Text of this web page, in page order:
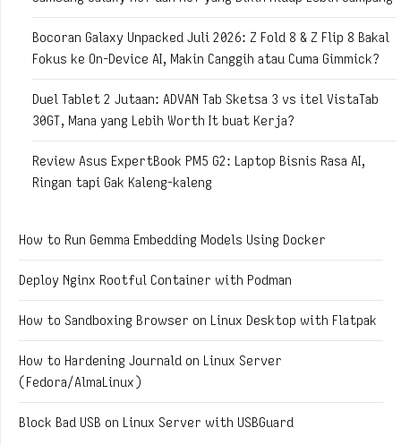
Bocoran Galaxy Unpacked Juli 2026: Z Fold 8 & Z Flip 8 Bakal
Fokus ke On-Device AI, Makin Canggih atau Cuma Gimmick?
Duel Tablet 2 Jutaan: ADVAN Tab Sketsa 3 vs itel VistaTab
30GT, Mana yang Lebih Worth It buat Kerja?
Review Asus ExpertBook PM5 G2: Laptop Bisnis Rasa AI,
Ringan tapi Gak Kaleng-kaleng
How to Run Gemma Embedding Models Using Docker
Deploy Nginx Rootful Container with Podman
How to Sandboxing Browser on Linux Desktop with Flatpak
How to Hardening Journald on Linux Server
(Fedora/AlmaLinux)
Block Bad USB on Linux Server with USBGuard